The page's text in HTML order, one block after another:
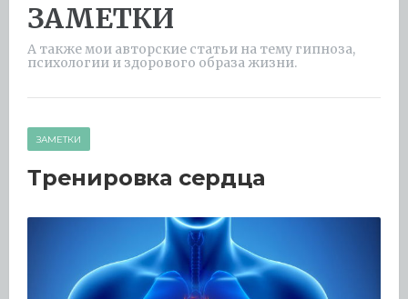
ЗАМЕТКИ
А также мои авторские статьи на тему гипноза,
психологии и здорового образа жизни.
ЗАМЕТКИ
Тренировка сердца